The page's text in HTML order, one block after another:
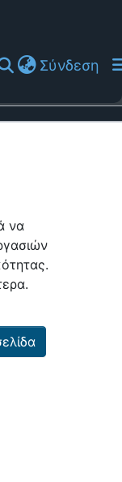
Σύνδεση
να